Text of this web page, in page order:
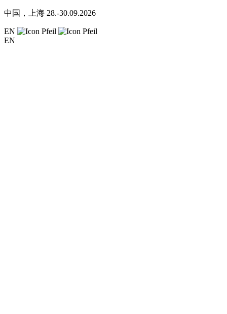
中国，上海 28.-30.09.2026
EN
EN